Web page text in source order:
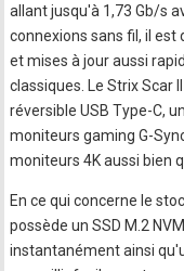
allant jusqu'à 1,73 Gb/s
connexions sans fil, il
et mises à jour aussi
classiques. Le Strix Scar
réversible USB Type-C,
moniteurs gaming G-
moniteurs 4K aussi bien
En ce qui concerne le
possède un SSD M.2
instantanément ainsi